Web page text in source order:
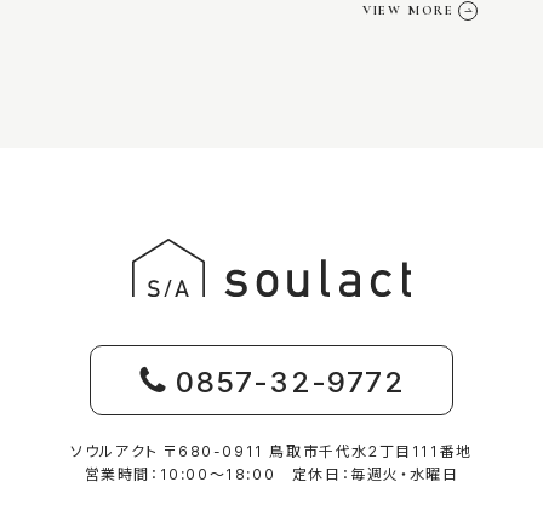
VIEW MORE
0857-32-9772
ソウルアクト 〒680-0911 鳥取市千代水2丁目111番地
営業時間：10:00〜18:00 定休日：毎週火・水曜日